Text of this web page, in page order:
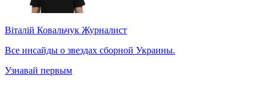
Віталій Ковальчук Журналист
Все инсайды о звездах сборной Украины.
Узнавай первым